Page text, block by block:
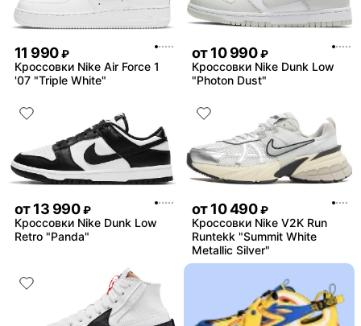
11 990 ₽
Кроссовки Nike Air Force 1
'07 "Triple White"
от10 990 ₽
Кроссовки Nike Dunk Low
"Photon Dust"
от13 990 ₽
Кроссовки Nike Dunk Low
Retro "Panda"
от10 490 ₽
Кроссовки Nike V2K Run
Runtekk "Summit White
Metallic Silver"